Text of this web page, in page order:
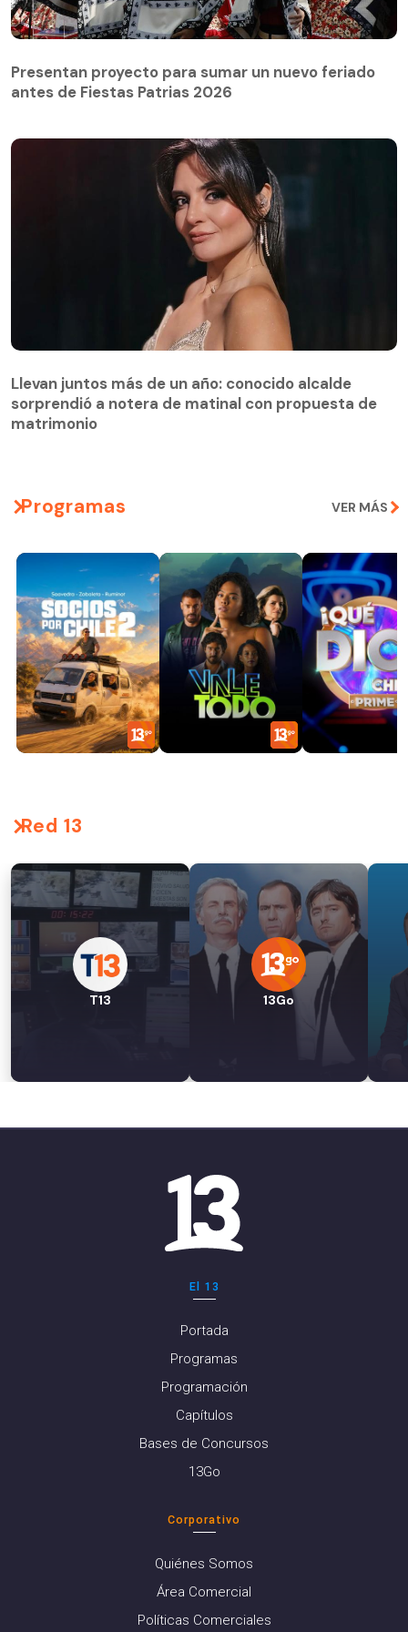
Presentan proyecto para sumar un nuevo feriado
antes de Fiestas Patrias 2026
Llevan juntos más de un año: conocido alcalde
sorprendió a notera de matinal con propuesta de
matrimonio
Programas VER MÁS
Red 13
T13 13Go
El 13
Portada
Programas
Programación
Capítulos
Bases de Concursos
13Go
Corporativo
Quiénes Somos
Área Comercial
Políticas Comerciales